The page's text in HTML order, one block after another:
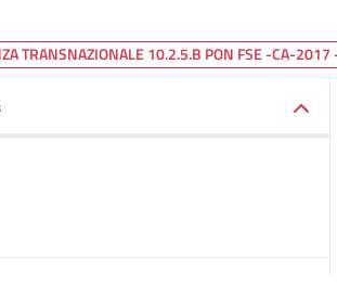
TRANSNAZIONALE 10.2.5.B PON FSE -CA-